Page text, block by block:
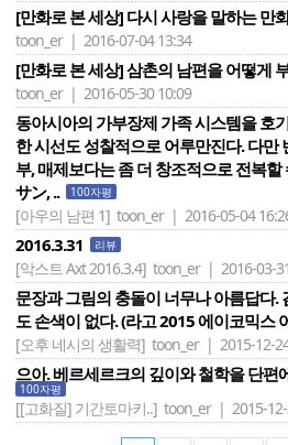
[만화로 본 세상] 다시 사랑을 말하는 만
toon_er | 2016-07-04 13:34
[만화로 본 세상] 삼촌의 남편을 어떻게
toon_er | 2016-05-30 10:09
동아시아의 가부장제 가족 시스템을 호
한 시선도 성찰적으로 어루만진다. 다만
부, 매제보다는 좀 더 창조적으로 전복
サン, ..
100자평
[아우의 남편 1] toon_er | 2016-05-04
2016.3.31 리뷰
[악스트 Axt 2016.3.4] toon_er | 2016-03-
문장과 그림의 충돌이 너무나 아름답다.
도 손색이 없다. (라고 2015 에이코믹스
[오후 네시의 생활력] toon_er | 2015-12-
으아. 베르세르크의 깊이와 철학을 단편
100자평
[[고화질] 기간토마키..] toon_er | 2015-